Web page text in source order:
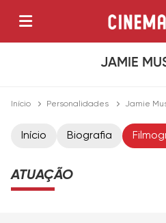
JAMIE
Início Personalidades Jamie
Início Biografia
ATUAÇÃO